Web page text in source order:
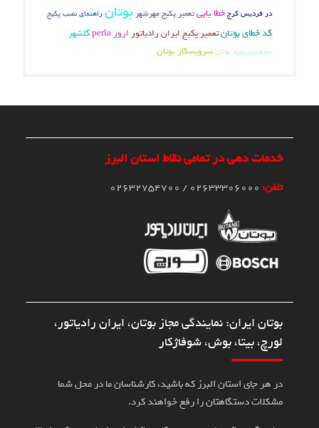
در فردیس کرجخطا یابیتعمیر پکیج مهرشهر بوتانراهنمای نصب پکیج
کد خطای بوتانتعمیر پکیج ایران رادیاتور ارور perla گلشهر
سرویس بورد بوتان سرویسکار بوتان
خدمات دهی در تمامی نقاط استان البرز
تلفن:
بوتان ایران: نمایندگی مجاز بوتان، ایران رادیاتور،
لورچ، بیتا، بوش، شوفاژکار
در هر جای استان البرز که باشید، کارشناسان ما در محل شما
مشکلات دستگاهتان را رفع خواهند کرد.